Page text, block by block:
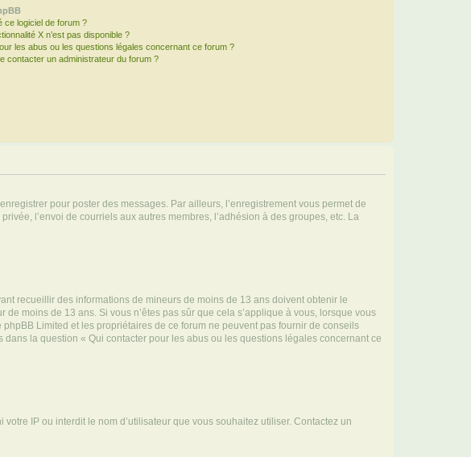
ce logiciel de forum ?
X n’est pas disponible ?
les abus ou les questions légales concernant ce forum ?
contacter un administrateur du forum ?
pour poster des messages. Par ailleurs, l’enregistrement vous permet de
l’envoi de courriels aux autres membres, l’adhésion à des groupes, etc. La
recueillir des informations de mineurs de moins de 13 ans doivent obtenir le
moins de 13 ans. Si vous n’êtes pas sûr que cela s’applique à vous, lorsque vous
Limited et les propriétaires de ce forum ne peuvent pas fournir de conseils
la question « Qui contacter pour les abus ou les questions légales concernant ce
IP ou interdit le nom d’utilisateur que vous souhaitez utiliser. Contactez un